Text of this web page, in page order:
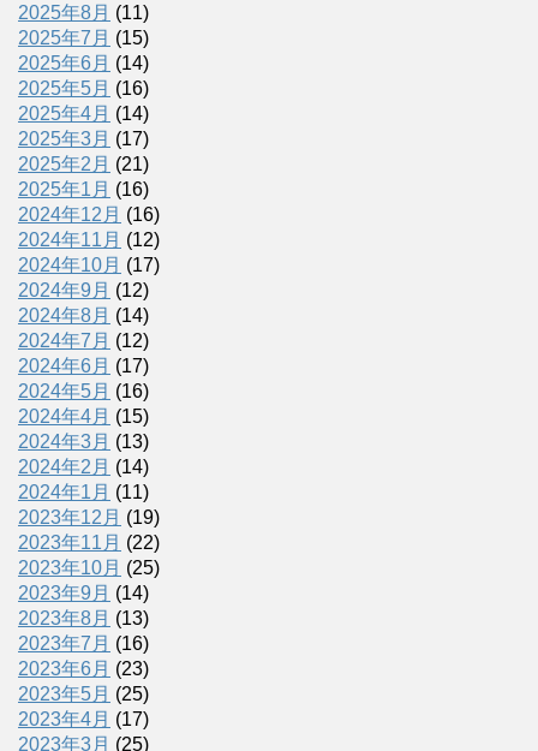
2025年8月 (11)
2025年7月 (15)
2025年6月 (14)
2025年5月 (16)
2025年4月 (14)
2025年3月 (17)
2025年2月 (21)
2025年1月 (16)
2024年12月 (16)
2024年11月 (12)
2024年10月 (17)
2024年9月 (12)
2024年8月 (14)
2024年7月 (12)
2024年6月 (17)
2024年5月 (16)
2024年4月 (15)
2024年3月 (13)
2024年2月 (14)
2024年1月 (11)
2023年12月 (19)
2023年11月 (22)
2023年10月 (25)
2023年9月 (14)
2023年8月 (13)
2023年7月 (16)
2023年6月 (23)
2023年5月 (25)
2023年4月 (17)
2023年3月 (25)